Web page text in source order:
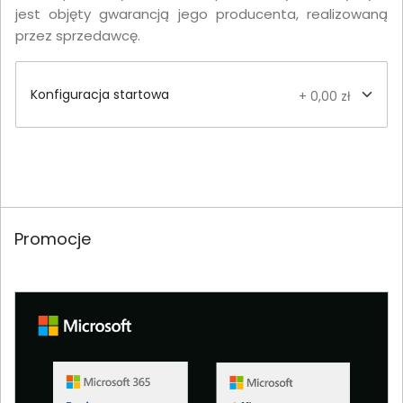
jest objęty gwarancją jego producenta, realizowaną
przez sprzedawcę.
Konfiguracja startowa + 0,00 zł
Promocje